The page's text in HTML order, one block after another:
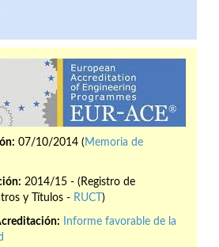
07/10/2014 ( Memoria de
2014/15 - (Registro de
y Títulos - RUCT )
Informe favorable de la